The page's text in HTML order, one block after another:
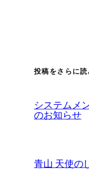
投稿をさらに
システムメ
のお知らせ
青山 天使の